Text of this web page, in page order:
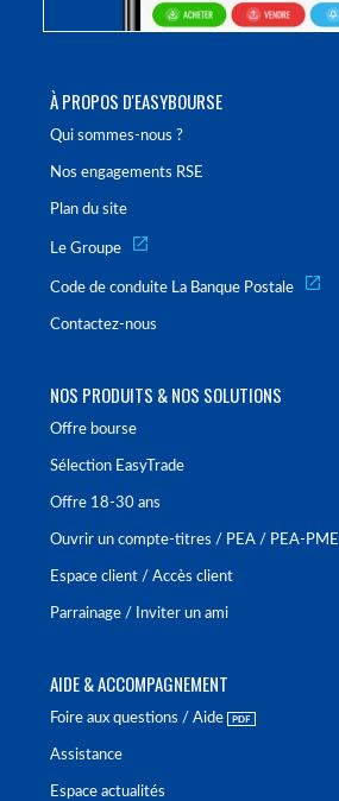
À PROPOS D'EASYBOURSE
Qui sommes-nous ?
Nos engagements RSE
Plan du site
Le Groupe
Code de conduite La Banque Postale
Contactez-nous
NOS PRODUITS & NOS SOLUTIONS
Offre bourse
Sélection EasyTrade
Offre 18-30 ans
Ouvrir un compte-titres / PEA / PEA-PME
Espace client / Accès client
Parrainage / Inviter un ami
AIDE & ACCOMPAGNEMENT
Foire aux questions / Aide
Assistance
Espace actualités